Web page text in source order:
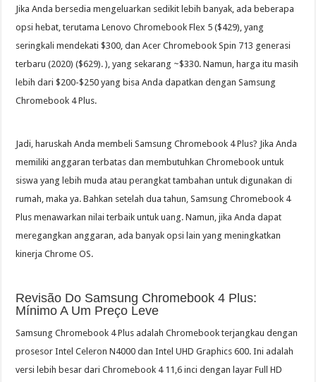
Jika Anda bersedia mengeluarkan sedikit lebih banyak, ada beberapa
opsi hebat, terutama Lenovo Chromebook Flex 5 ($429), yang
seringkali mendekati $300, dan Acer Chromebook Spin 713 generasi
terbaru (2020) ($629). ), yang sekarang ~$330. Namun, harga itu masih
lebih dari $200-$250 yang bisa Anda dapatkan dengan Samsung
Chromebook 4 Plus.
Jadi, haruskah Anda membeli Samsung Chromebook 4 Plus? Jika Anda
memiliki anggaran terbatas dan membutuhkan Chromebook untuk
siswa yang lebih muda atau perangkat tambahan untuk digunakan di
rumah, maka ya. Bahkan setelah dua tahun, Samsung Chromebook 4
Plus menawarkan nilai terbaik untuk uang. Namun, jika Anda dapat
meregangkan anggaran, ada banyak opsi lain yang meningkatkan
kinerja Chrome OS.
Revisão Do Samsung Chromebook 4 Plus:
Mínimo A Um Preço Leve
Samsung Chromebook 4 Plus adalah Chromebook terjangkau dengan
prosesor Intel Celeron N4000 dan Intel UHD Graphics 600. Ini adalah
versi lebih besar dari Chromebook 4 11,6 inci dengan layar Full HD